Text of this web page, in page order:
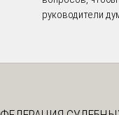
руководители